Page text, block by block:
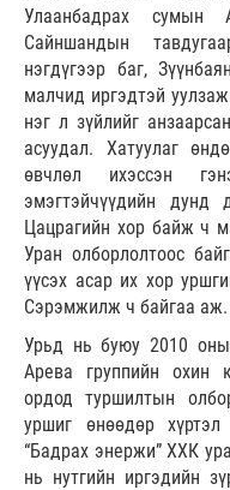
Улаанбадрах сумын
Сайншандын
нэгдүгээр баг,
малчид иргэдтэй
нэг л зүйлийг
асуудал. Хатуулаг
өвчлөл ихэссэн
эмэгтэйчүүдийн дунд
Цацрагийн хор байж ч
Уран олборлолтоос
үүсэх асар их хор
Сэрэмжилж ч байгаа аж.
Урьд нь буюу 2010
Арева группийн охин
ордод туршилтын
уршиг өнөөдөр
“Бадрах энержи” ХХК
нь нутгийн иргэдийн